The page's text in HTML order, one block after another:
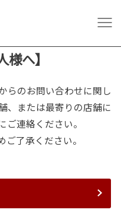
様へ】
らのお問い合わせに関し
、または最寄りの店舗に
連絡ください。
ご了承ください。